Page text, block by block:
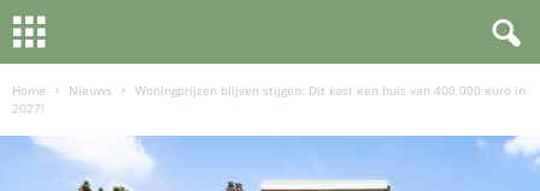
Home Nieuws
Woningprijzen blijven stijgen: Dit kost een huis van 400.000 euro in
2027!